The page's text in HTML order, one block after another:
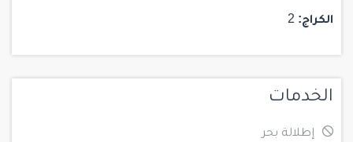
الكراج:
الخدمات
إطلالة بحر